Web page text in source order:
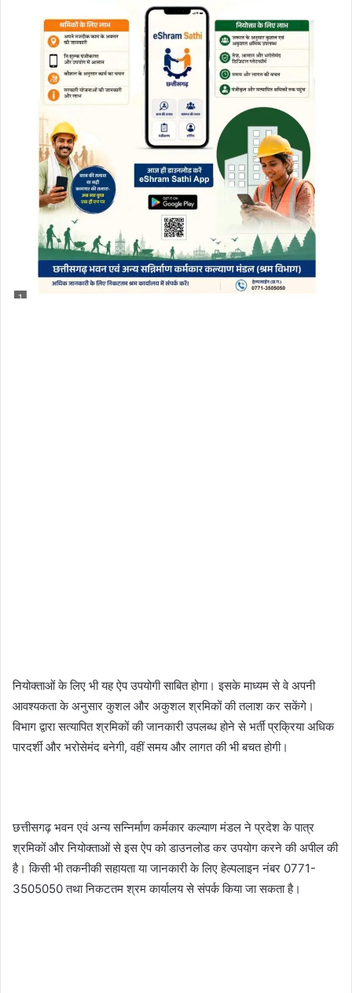
नियोक्ताओं के लिए भी यह ऐप उपयोगी साबित होगा। इसके माध्यम से वे अपनी
आवश्यकता के अनुसार कुशल और अकुशल श्रमिकों की तलाश कर सकेंगे।
विभाग द्वारा सत्यापित श्रमिकों की जानकारी उपलब्ध होने से भर्ती प्रक्रिया अधिक
पारदर्शी और भरोसेमंद बनेगी, वहीं समय और लागत की भी बचत होगी।
छत्तीसगढ़ भवन एवं अन्य सन्निर्माण कर्मकार कल्याण मंडल ने प्रदेश के पात्र
श्रमिकों और नियोक्ताओं से इस ऐप को डाउनलोड कर उपयोग करने की अपील की
है। किसी भी तकनीकी सहायता या जानकारी के लिए हेल्पलाइन नंबर 0771-
3505050 तथा निकटतम श्रम कार्यालय से संपर्क किया जा सकता है।